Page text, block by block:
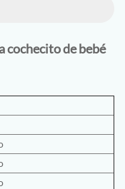
cochecito de bebé